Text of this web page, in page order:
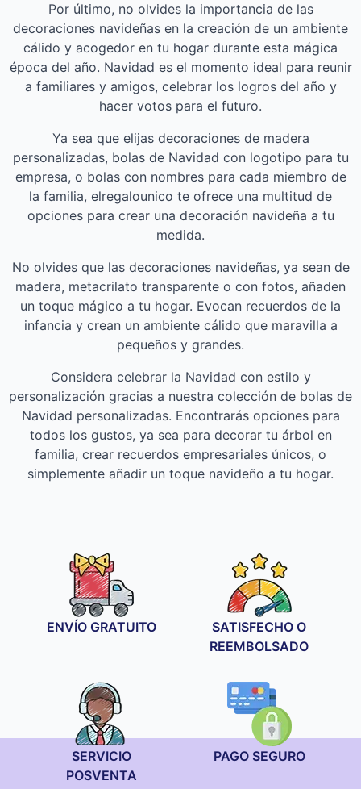
Por último, no olvides la importancia de las
decoraciones navideñas en la creación de un ambiente
cálido y acogedor en tu hogar durante esta mágica
época del año. Navidad es el momento ideal para reunir
a familiares y amigos, celebrar los logros del año y
hacer votos para el futuro.
Ya sea que elijas decoraciones de madera
personalizadas, bolas de Navidad con logotipo para tu
empresa, o bolas con nombres para cada miembro de
la familia, elregalounico te ofrece una multitud de
opciones para crear una decoración navideña a tu
medida.
No olvides que las decoraciones navideñas, ya sean de
madera, metacrilato transparente o con fotos, añaden
un toque mágico a tu hogar. Evocan recuerdos de la
infancia y crean un ambiente cálido que maravilla a
pequeños y grandes.
Considera celebrar la Navidad con estilo y
personalización gracias a nuestra colección de bolas de
Navidad personalizadas. Encontrarás opciones para
todos los gustos, ya sea para decorar tu árbol en
familia, crear recuerdos empresariales únicos, o
simplemente añadir un toque navideño a tu hogar.
ENVÍO GRATUITO
SATISFECHO O
REEMBOLSADO
SERVICIO
POSVENTA
PAGO SEGURO